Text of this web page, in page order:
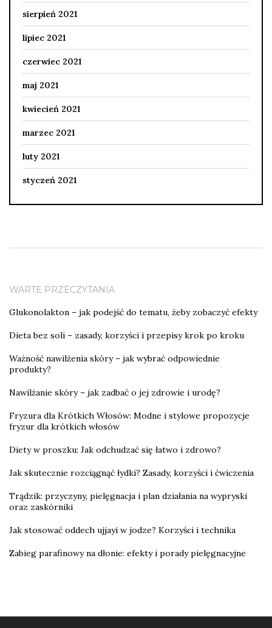
sierpień 2021
lipiec 2021
czerwiec 2021
maj 2021
kwiecień 2021
marzec 2021
luty 2021
styczeń 2021
WARTE PRZECZYTANIA
Glukonolakton – jak podejść do tematu, żeby zobaczyć efekty
Dieta bez soli – zasady, korzyści i przepisy krok po kroku
Ważność nawilżenia skóry – jak wybrać odpowiednie
produkty?
Nawilżanie skóry – jak zadbać o jej zdrowie i urodę?
Fryzura dla Krótkich Włosów: Modne i stylowe propozycje
fryzur dla krótkich włosów
Diety w proszku: Jak odchudzać się łatwo i zdrowo?
Jak skutecznie rozciągnąć łydki? Zasady, korzyści i ćwiczenia
Trądzik: przyczyny, pielęgnacja i plan działania na wypryski
oraz zaskórniki
Jak stosować oddech ujjayi w jodze? Korzyści i technika
Zabieg parafinowy na dłonie: efekty i porady pielęgnacyjne